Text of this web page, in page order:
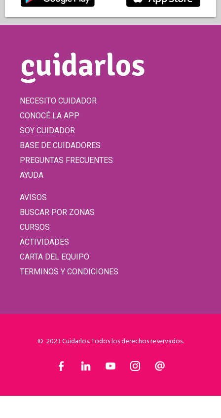
NECESITO CUIDADOR
CONOCÉ LA APP
SOY CUIDADOR
BASE DE CUIDADORES
PREGUNTAS FRECUENTES
AYUDA
AVISOS
BUSCAR POR ZONAS
CURSOS
ACTIVIDADES
CARTA DEL EQUIPO
TERMINOS Y CONDICIONES
© 2023 Cuidarlos. Todos los derechos reservados.